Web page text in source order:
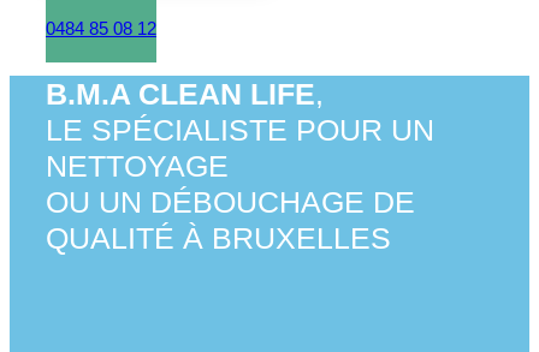
0484 85 08 12
B.M.A CLEAN LIFE,
LE SPÉCIALISTE POUR UN
NETTOYAGE
OU UN DÉBOUCHAGE DE
QUALITÉ À BRUXELLES